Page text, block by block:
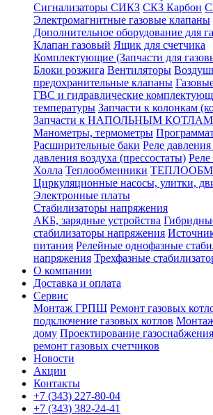
Сигнализаторы СИКЗ СКЗ Карбон
Электромагнитные газовые клапаны
Дополнительное оборудование для
Клапан газовый Ящик для счетчика
Комплектующие (Запчасти для
Блоки розжига Вентиляторы
предохранительные клапаны
ГВС и гидравлические
температуры Запчасти к колонкам
Запчасти к НАПОЛЬНЫМ КОТЛАМ
Манометры, термометры
Расширительные баки Реле
давления воздуха (прессостаты) Реле
Холла Теплообменники
Циркуляционные насосы, улитки,
Электронные платы
Стабилизаторы напряжения
АКБ, зарядные устройства
стабилизаторы напряжения
питания Релейные однофазные
напряжения Трехфазные
О компании
Доставка и оплата
Сервис
Монтаж ГРПШ Ремонт газовых
подключение газовых котлов
дому Проектирование
ремонт газовых счетчиков
Новости
Акции
Контакты
+7 (343) 227-80-04
+7 (343) 382-24-41